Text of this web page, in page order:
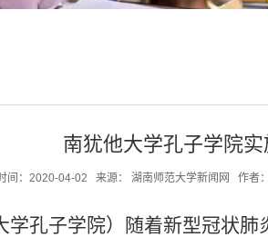
南犹他大学孔子学院
间：2020-04-02 来源：湖南师范大学新闻网 作者：
学孔子学院）随着新型冠状